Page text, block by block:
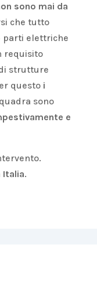
sono mai da
che tutto
parti elettriche
requisito
strutture
questo i
sono
e
Italia.